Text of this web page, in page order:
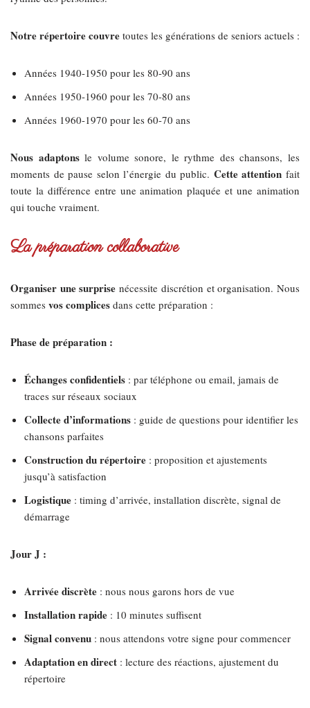
Notre répertoire couvre toutes les générations de seniors actuels :
Années 1940-1950 pour les 80-90 ans
Années 1950-1960 pour les 70-80 ans
Années 1960-1970 pour les 60-70 ans
Nous adaptonsle volume sonore, le rythme des chansons, les
moments de pause selon l’énergie du public. Cette attention fait
toute la différence entre une animation plaquée et une animation
qui touche vraiment.
La préparation collaborative
Organiser une surprise nécessite discrétion et organisation. Nous
sommes vos complices dans cette préparation :
Phase de préparation :
Échanges confidentiels : par téléphone ou email, jamais de
traces sur réseaux sociaux
Collecte d’informations : guide de questions pour identifier les
chansons parfaites
Construction du répertoire : proposition et ajustements
jusqu’à satisfaction
Logistique : timing d’arrivée, installation discrète, signal de
démarrage
Jour J :
Arrivée discrète : nous nous garons hors de vue
Installation rapide : 10 minutes suffisent
Signal convenu : nous attendons votre signe pour commencer
Adaptation en direct : lecture des réactions, ajustement du
répertoire